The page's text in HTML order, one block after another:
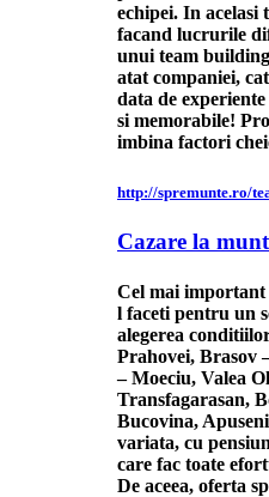
echipei. In acelasi
facand lucrurile
unui team
atat companiei,
data de
si memorabile!
imbina factori
http://spremunte.ro/
Cazare la
Cel mai important
l faceti pentru un
alegerea
Prahovei, Brasov
– Moeciu, Valea
Transfagarasan,
Bucovina,
variata, cu
care fac toate
De aceea, oferta